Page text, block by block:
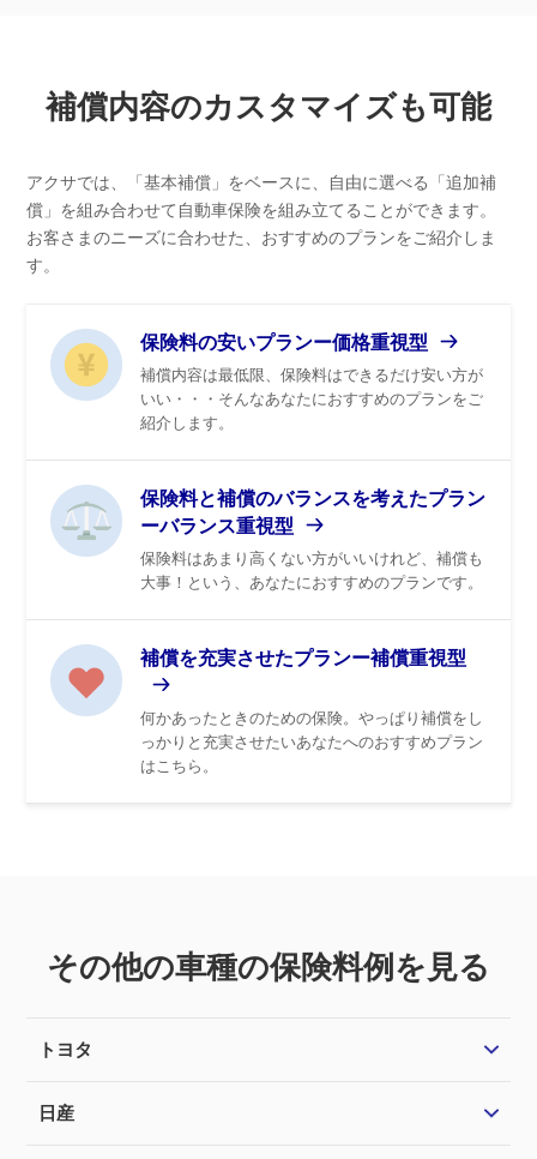
補償内容のカスタマイズも可能
アクサでは、「基本補償」をベースに、自由に選べる「追加補
償」を組み合わせて自動車保険を組み立てることができます。
お客さまのニーズに合わせた、おすすめのプランをご紹介しま
す。
保険料の安いプランー価格重視型
補償内容は最低限、保険料はできるだけ安い方が
いい・・・そんなあなたにおすすめのプランをご
紹介します。
保険料と補償のバランスを考えたプラン
ーバランス重視型
保険料はあまり高くない方がいいけれど、補償も
大事！という、あなたにおすすめのプランです。
補償を充実させたプランー補償重視型
何かあったときのための保険。やっぱり補償をし
っかりと充実させたいあなたへのおすすめプラン
はこちら。
その他の車種の保険料例を見る
トヨタ
日産